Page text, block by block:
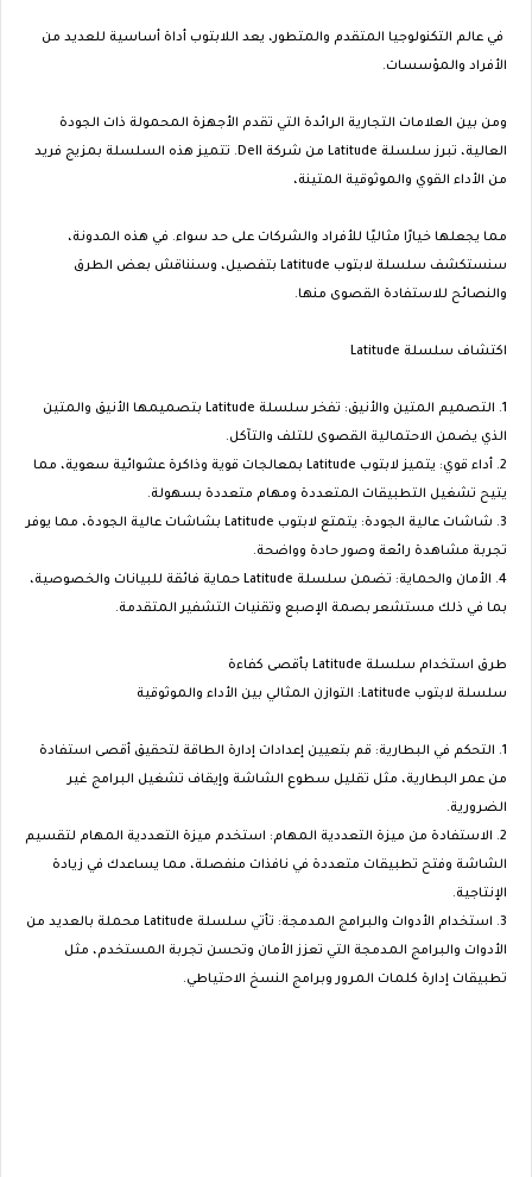
في عالم التكنولوجيا المتقدم والمتطور، يعد اللابتوب أداة أساسية للعديد من
الأفراد والمؤسسات.
ومن بين العلامات التجارية الرائدة التي تقدم الأجهزة المحمولة ذات الجودة
العالية، تبرز سلسلة Latitude من شركة Dell. تتميز هذه السلسلة بمزيج فريد
من الأداء القوي والموثوقية المتينة،
مما يجعلها خيارًا مثاليًا للأفراد والشركات على حد سواء. في هذه المدونة،
سنستكشف سلسلة لابتوب Latitude بتفصيل، وسنناقش بعض الطرق
والنصائح للاستفادة القصوى منها.
اكتشاف سلسلة Latitude
1. التصميم المتين والأنيق: تفخر سلسلة Latitude بتصميمها الأنيق والمتين
الذي يضمن الاحتمالية القصوى للتلف والتآكل.
2. أداء قوي: يتميز لابتوب Latitude بمعالجات قوية وذاكرة عشوائية سعوية، مما
يتيح تشغيل التطبيقات المتعددة ومهام متعددة بسهولة.
3. شاشات عالية الجودة: يتمتع لابتوب Latitude بشاشات عالية الجودة، مما يوفر
تجربة مشاهدة رائعة وصور حادة وواضحة.
4. الأمان والحماية: تضمن سلسلة Latitude حماية فائقة للبيانات والخصوصية،
بما في ذلك مستشعر بصمة الإصبع وتقنيات التشفير المتقدمة.
طرق استخدام سلسلة Latitude بأقصى كفاءة
سلسلة لابتوب Latitude: التوازن المثالي بين الأداء والموثوقية
1. التحكم في البطارية: قم بتعيين إعدادات إدارة الطاقة لتحقيق أقصى استفادة
من عمر البطارية، مثل تقليل سطوع الشاشة وإيقاف تشغيل البرامج غير
الضرورية.
2. الاستفادة من ميزة التعددية المهام: استخدم ميزة التعددية المهام لتقسيم
الشاشة وفتح تطبيقات متعددة في نافذات منفصلة، مما يساعدك في زيادة
الإنتاجية.
3. استخدام الأدوات والبرامج المدمجة: تأتي سلسلة Latitude محملة بالعديد من
الأدوات والبرامج المدمجة التي تعزز الأمان وتحسن تجربة المستخدم، مثل
تطبيقات إدارة كلمات المرور وبرامج النسخ الاحتياطي.